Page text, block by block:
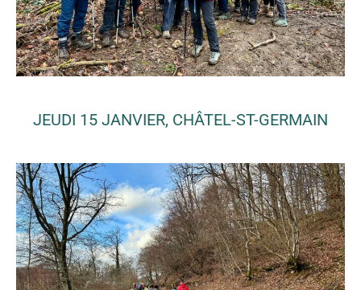
JEUDI 15 JANVIER, CHÂTEL-ST-GERMAIN